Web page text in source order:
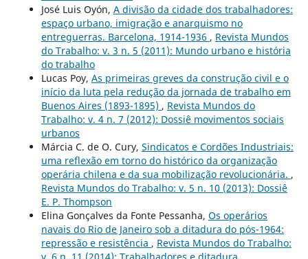
José Luis Oyón, A divisão da cidade dos trabalhadores:
espaço urbano, imigração e anarquismo no
entreguerras. Barcelona, 1914-1936 , Revista Mundos
do Trabalho: v. 3 n. 5 (2011): Mundo urbano e história
do trabalho
Lucas Poy, As primeiras greves da construção civil e o
início da luta pela redução da jornada de trabalho em
Buenos Aires (1893-1895) , Revista Mundos do
Trabalho: v. 4 n. 7 (2012): Dossiê movimentos sociais
urbanos
Márcia C. de O. Cury, Sindicatos e Cordões Industriais:
uma reflexão em torno do histórico da organização
operária chilena e da sua mobilização revolucionária. ,
Revista Mundos do Trabalho: v. 5 n. 10 (2013): Dossiê
E. P. Thompson
Elina Gonçalves da Fonte Pessanha, Os operários
navais do Rio de Janeiro sob a ditadura do pós-1964:
repressão e resistência , Revista Mundos do Trabalho:
v. 6 n. 11 (2014): Trabalhadores e ditadura